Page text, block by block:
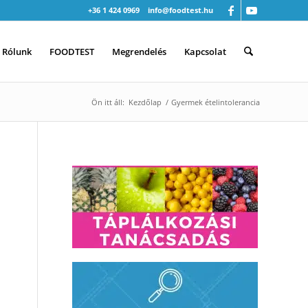
+36 1 424 0969 info@foodtest.hu
Rólunk FOODTEST Megrendelés Kapcsolat
Ön itt áll: Kezdőlap / Gyermek ételintolerancia